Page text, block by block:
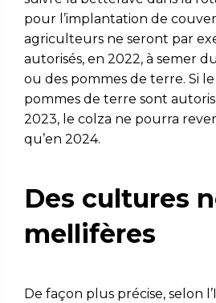
pour l’implantation de
agriculteurs ne seront par
autorisés, en 2022, à semer
ou des pommes de terre. Si
pommes de terre sont
2023, le colza ne pourra
qu’en 2024.
Des cultures
mellifères
De façon plus précise, selon